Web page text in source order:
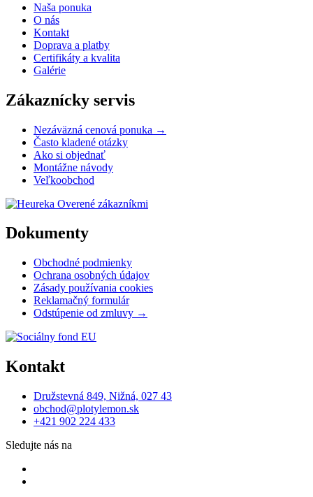
Naša ponuka
O nás
Kontakt
Doprava a platby
Certifikáty a kvalita
Galérie
Zákaznícky servis
Nezáväzná cenová ponuka →
Často kladené otázky
Ako si objednať
Montážne návody
Veľkoobchod
Overené zákazníkmi
Dokumenty
Obchodné podmienky
Ochrana osobných údajov
Zásady používania cookies
Reklamačný formulár
Odstúpenie od zmluvy →
Kontakt
Družstevná 849, Nižná, 027 43
obchod@plotylemon.sk
+421 902 224 433
Sledujte nás na